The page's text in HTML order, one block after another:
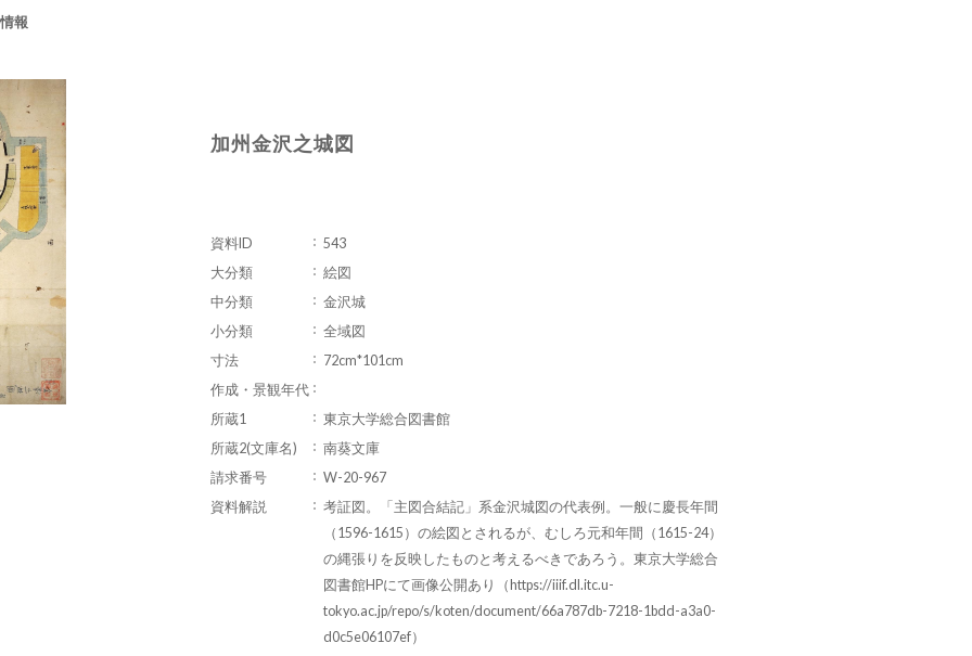
報
加州金沢之城図
資料ID
543
大分類
絵図
中分類
金沢城
小分類
全域図
寸法
72cm*101cm
作成・景観年代
所蔵1
東京大学総合図書館
所蔵2(文庫名)
南葵文庫
請求番号
W-20-967
資料解説
考証図。「主図合結記」系金沢城図の代表例。一般に慶長年間
（1596-1615）の絵図とされるが、むしろ元和年間（1615-24）
の縄張りを反映したものと考えるべきであろう。東京大学総合
図書館HPにて画像公開あり（https://iiif.dl.itc.u-
tokyo.ac.jp/repo/s/koten/document/66a787db-7218-1bdd-a3a0-
d0c5e06107ef）